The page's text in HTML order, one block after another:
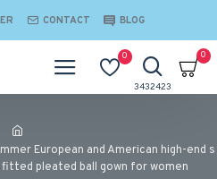
CONTACT BLOG
0 0
European and American high-end s
pleated ball gown for women